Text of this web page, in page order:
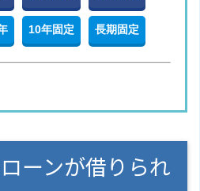
10年固定 長期固定
ーンが借りられ